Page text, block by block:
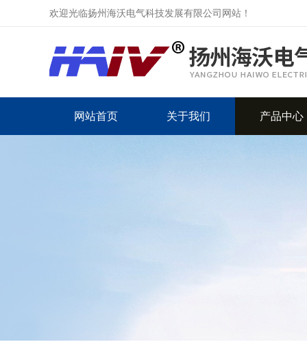
欢迎光临扬州海沃电气科技发展有限公司网站！
网站首页 关于我们 产品中心